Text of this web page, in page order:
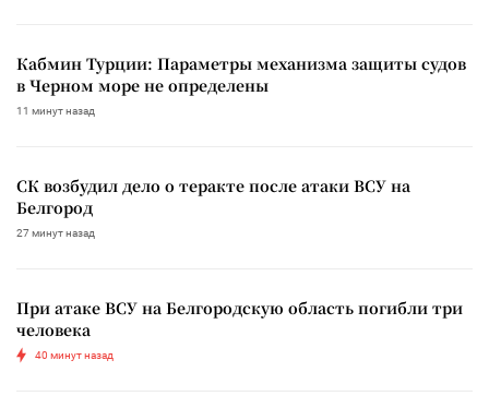
Кабмин Турции: Параметры механизма защиты судов
в Черном море не определены
11 минут назад
СК возбудил дело о теракте после атаки ВСУ на
Белгород
27 минут назад
При атаке ВСУ на Белгородскую область погибли три
человека
40 минут назад